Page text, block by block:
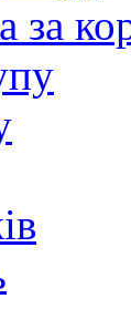
за